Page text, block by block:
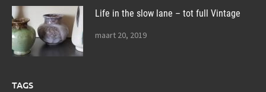
Life in the slow lane – tot full Vintage
maart 20, 2019
TAGS